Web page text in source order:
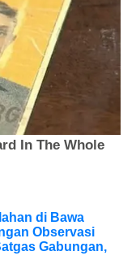
di Bawa
Observasi
Gabungan,